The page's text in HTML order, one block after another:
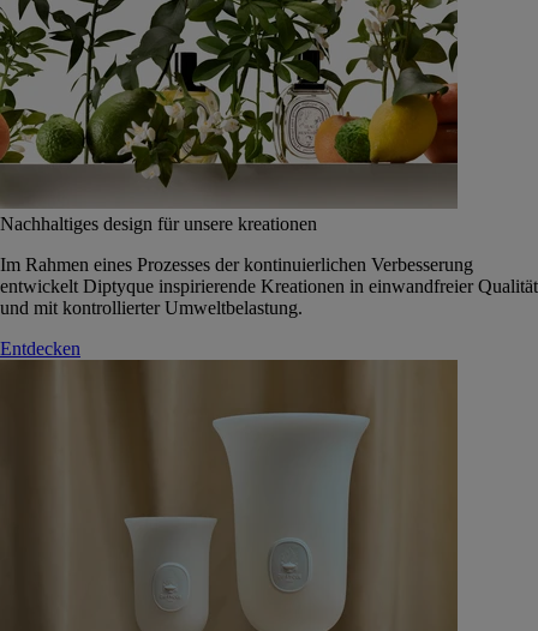
Nachhaltiges design für unsere kreationen
Im Rahmen eines Prozesses der kontinuierlichen Verbesserung
entwickelt Diptyque inspirierende Kreationen in einwandfreier Qualität
und mit kontrollierter Umweltbelastung.
Entdecken